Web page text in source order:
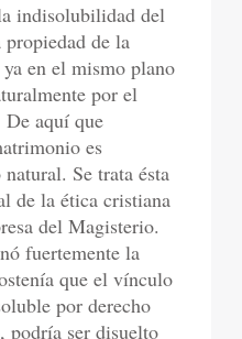
indisolubilidad del
de la
en el mismo plano
por el
aquí que
es
Se trata ésta
de la ética cristiana
del Magisterio.
fuertemente la
que el vínculo
por derecho
podría ser disuelto